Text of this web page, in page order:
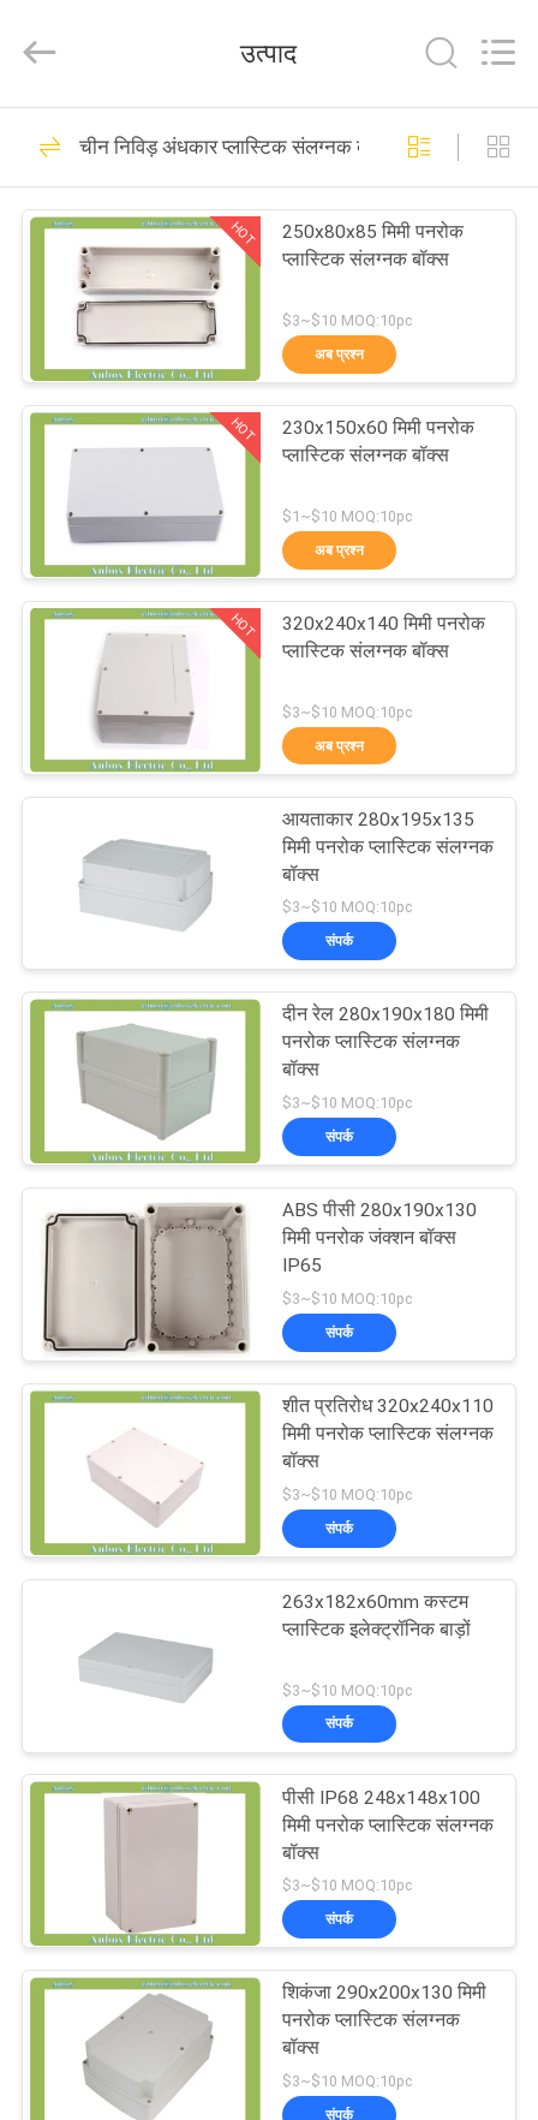
उत्पादों
कारखाना
भ्रमण
गुणवत्ता
नियंत्रण
एक
करे
SHOPPING ONLINE
PRIVACY
POLICY
Reserved.
ABS संलग्नक बॉक्स
34
निविड़ अंधकार प्लास्टिक
संलग्नक बॉक्स
26
प्लास्टिक इलेक्ट्रिकल
जंक्शन बॉक्स
स्पष्ट ढक्कन संलग्नक
दीवार माउंट प्लास्टिक
संलग्नक
22
हिंगेड प्लास्टिक एनक्लोजर
36
प्लास्टिक नेटवर्क संलग्नक
प्लास्टिक हाथ में संलग्नक
उत्पाद
चीन निविड़ अंधकार प्लास्टिक संलग्नक बॉक्स
HOT
250x80x85 मिमी पनरोक
प्लास्टिक संलग्नक बॉक्स
$3~$10 MOQ:10pc
अब प्रश्न
HOT
230x150x60 मिमी पनरोक
प्लास्टिक संलग्नक बॉक्स
$1~$10 MOQ:10pc
अब प्रश्न
HOT
320x240x140 मिमी पनरोक
प्लास्टिक संलग्नक बॉक्स
$3~$10 MOQ:10pc
अब प्रश्न
आयताकार 280x195x135
मिमी पनरोक प्लास्टिक संलग्नक
बॉक्स
$3~$10 MOQ:10pc
संपर्क
दीन रेल 280x190x180 मिमी
पनरोक प्लास्टिक संलग्नक
बॉक्स
$3~$10 MOQ:10pc
संपर्क
ABS पीसी 280x190x130
मिमी पनरोक जंक्शन बॉक्स
IP65
$3~$10 MOQ:10pc
संपर्क
शीत प्रतिरोध 320x240x110
मिमी पनरोक प्लास्टिक संलग्नक
बॉक्स
$3~$10 MOQ:10pc
संपर्क
263x182x60mm कस्टम
प्लास्टिक इलेक्ट्रॉनिक बाड़ों
$3~$10 MOQ:10pc
संपर्क
पीसी IP68 248x148x100
मिमी पनरोक प्लास्टिक संलग्नक
बॉक्स
$3~$10 MOQ:10pc
संपर्क
शिकंजा 290x200x130 मिमी
पनरोक प्लास्टिक संलग्नक
बॉक्स
$3~$10 MOQ:10pc
संपर्क